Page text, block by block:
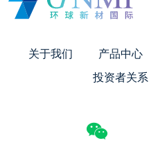
关于我们 产品中心
投资者关系